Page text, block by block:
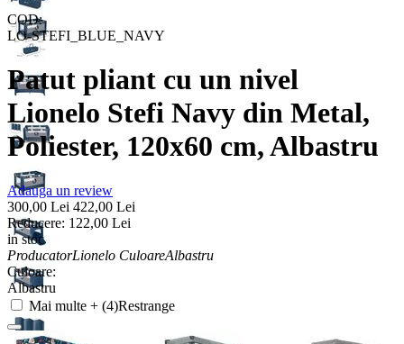
COD:
LO-STEFI_BLUE_NAVY
Patut pliant cu un nivel
Lionelo Stefi Navy din Metal,
Poliester, 120x60 cm, Albastru
Adauga un review
300,00 Lei 422,00 Lei
Reducere: 122,00 Lei
in stoc
ProducatorLionelo CuloareAlbastru
Culoare:
Albastru
Mai multe + (4)Restrange